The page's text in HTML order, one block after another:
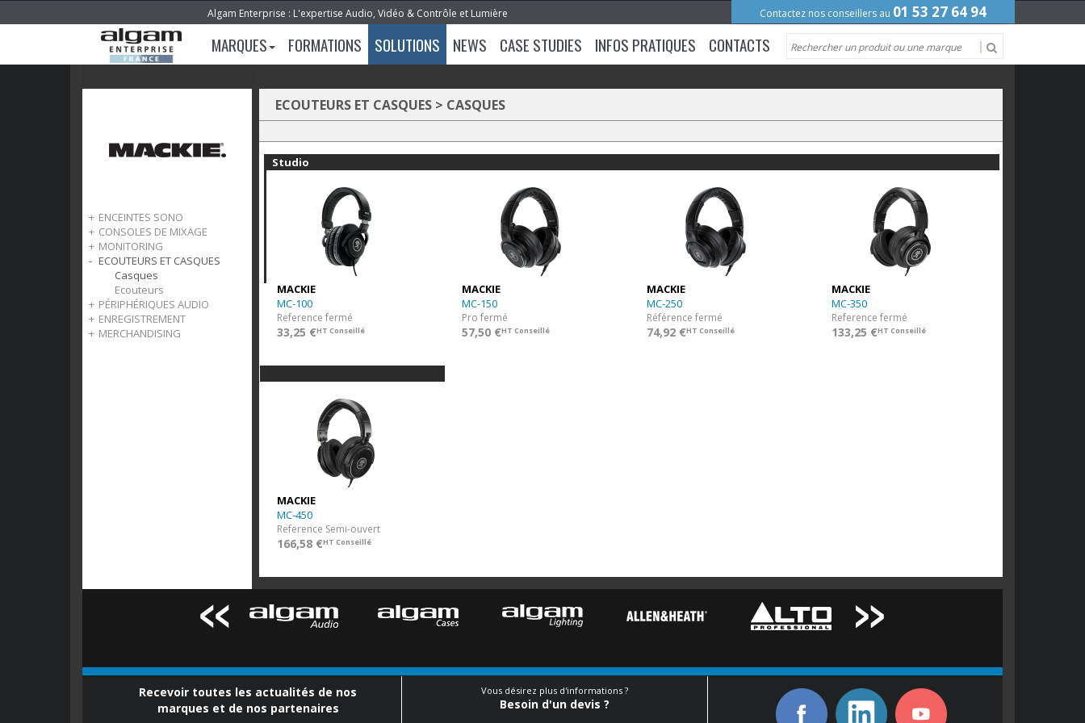
Algam Enterprise : L'expertise Audio, Vidéo & Contrôle et Lumière Contactez nos conseillers au 01 53 27 64 94
MARQUES FORMATIONS SOLUTIONS NEWS CASE STUDIES INFOS PRATIQUES CONTACTS
ENCEINTES SONO
FreePlay
Showbox
Thrash
Thump
SRT
SRM
DRM
CONSOLES DE MIXAGE
Analogiques
Numériques
MONITORING
Enceintes CR
Enceintes MR
Enceintes HR
Contrôleurs de monitoring
ECOUTEURS ET CASQUES
Casques
Ecouteurs
PÉRIPHÉRIQUES AUDIO
Testeurs
Boîtiers de Direct
ENREGISTREMENT
Interface Audio & Vidéo
MERCHANDISING
ECOUTEURS ET CASQUES > CASQUES
Studio
MACKIE
MC-100
Reference fermé
33,25 €HT Conseillé
MACKIE
MC-150
Pro fermé
57,50 €HT Conseillé
MACKIE
MC-250
Référence fermé
74,92 €HT Conseillé
MACKIE
MC-350
Reference fermé
133,25 €HT Conseillé
MACKIE
MC-450
Reference Semi-ouvert
166,58 €HT Conseillé
Recevoir toutes les actualités de nos
marques et de nos partenaires
Vous désirez plus d'informations ?
Besoin d'un devis ?